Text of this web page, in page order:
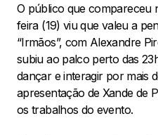
O público que compareceu
feira (19) viu que valeu a
“Irmãos”, com Alexandre
subiu ao palco perto das
dançar e interagir por mais
apresentação de Xande de
os trabalhos do evento.